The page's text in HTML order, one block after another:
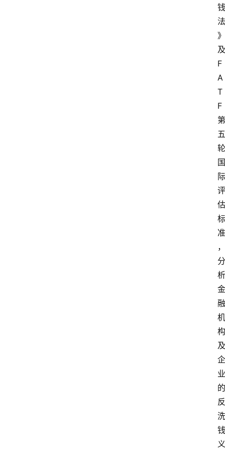
钱
法
》
及
F
A
T
F
第
五
轮
国
际
评
估
标
准
，
分
析
金
融
机
构
及
企
业
的
反
洗
钱
义